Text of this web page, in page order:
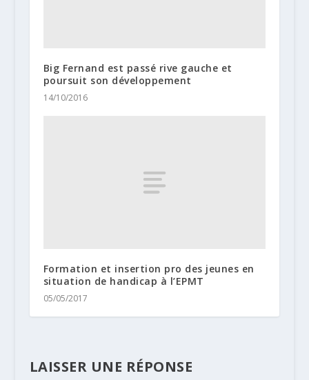
Big Fernand est passé rive gauche et
poursuit son développement
14/10/2016
Formation et insertion pro des jeunes en
situation de handicap à l’EPMT
05/05/2017
LAISSER UNE RÉPONSE